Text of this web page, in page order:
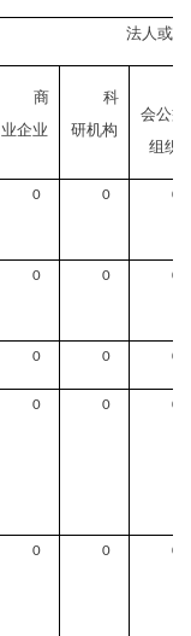
法人或
商
业企业
科
研机构
会公益
组织
0 0 0
0 0 0
0 0 0
0 0 0
0 0 0